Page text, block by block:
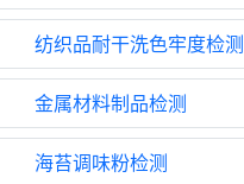
纺织品耐干洗色牢度检测
金属材料制品检测
海苔调味粉检测